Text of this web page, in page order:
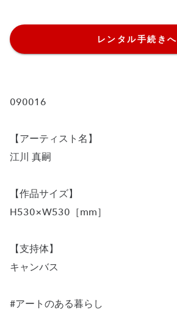
レンタル手続きへ
090016
【アーティスト名】
江川 真嗣
【作品サイズ】
H530×W530［mm］
【支持体】
キャンバス
#アートのある暮らし